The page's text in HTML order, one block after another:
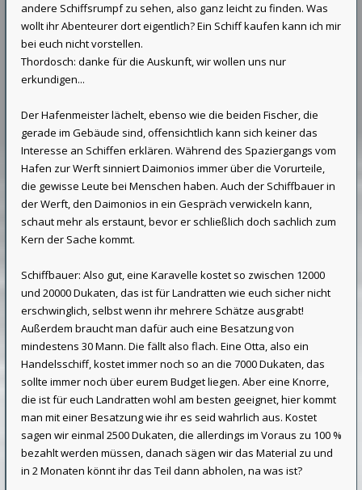
andere Schiffsrumpf zu sehen, also ganz leicht zu finden. Was
wollt ihr Abenteurer dort eigentlich? Ein Schiff kaufen kann ich mir
bei euch nicht vorstellen.
Thordosch: danke für die Auskunft, wir wollen uns nur
erkundigen...
Der Hafenmeister lächelt, ebenso wie die beiden Fischer, die
gerade im Gebäude sind, offensichtlich kann sich keiner das
Interesse an Schiffen erklären. Während des Spaziergangs vom
Hafen zur Werft sinniert Daimonios immer über die Vorurteile,
die gewisse Leute bei Menschen haben. Auch der Schiffbauer in
der Werft, den Daimonios in ein Gespräch verwickeln kann,
schaut mehr als erstaunt, bevor er schließlich doch sachlich zum
Kern der Sache kommt.
Schiffbauer: Also gut, eine Karavelle kostet so zwischen 12000
und 20000 Dukaten, das ist für Landratten wie euch sicher nicht
erschwinglich, selbst wenn ihr mehrere Schätze ausgrabt!
Außerdem braucht man dafür auch eine Besatzung von
mindestens 30 Mann. Die fällt also flach. Eine Otta, also ein
Handelsschiff, kostet immer noch so an die 7000 Dukaten, das
sollte immer noch über eurem Budget liegen. Aber eine Knorre,
die ist für euch Landratten wohl am besten geeignet, hier kommt
man mit einer Besatzung wie ihr es seid wahrlich aus. Kostet
sagen wir einmal 2500 Dukaten, die allerdings im Voraus zu 100 %
bezahlt werden müssen, danach sägen wir das Material zu und
in 2 Monaten könnt ihr das Teil dann abholen, na was ist?